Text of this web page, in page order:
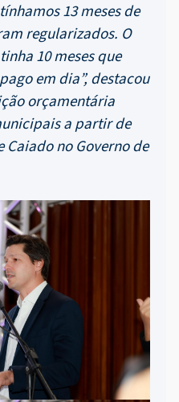
13 meses de
regularizados. O
10 meses que
em dia”, destacou
orçamentária
a partir de
Caiado no Governo de